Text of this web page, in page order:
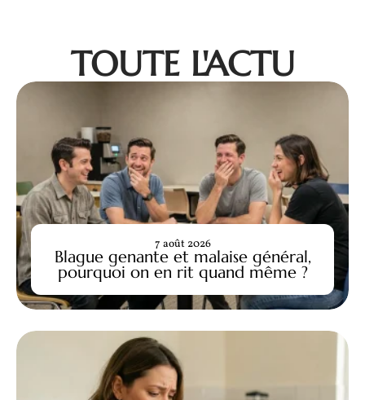
TOUTE L'ACTU
Blague genante et malaise général,
pourquoi on en rit quand même ?
7 août 2026